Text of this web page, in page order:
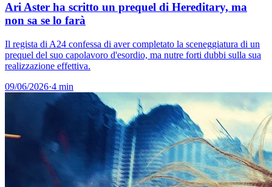
Ari Aster ha scritto un prequel di Hereditary, ma
non sa se lo farà
Il regista di A24 confessa di aver completato la sceneggiatura di un
prequel del suo capolavoro d'esordio, ma nutre forti dubbi sulla sua
realizzazione effettiva.
09/06/2026·4 min